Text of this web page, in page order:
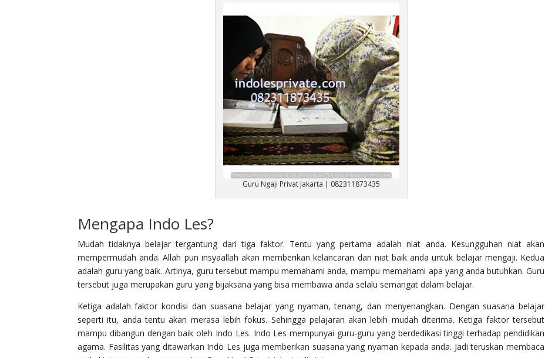
Guru Ngaji Privat Jakarta | 082311873435
Mengapa Indo Les?
Mudah tidaknya belajar tergantung dari tiga faktor. Tentu yang pertama adalah niat anda. Kesungguhan niat akan
mempermudah anda. Allah pun insyaallah akan memberikan kelancaran dari niat baik anda untuk belajar mengaji. Kedua
adalah guru yang baik. Artinya, guru tersebut mampu memahami anda, mampu memahami apa yang anda butuhkan. Guru
tersebut juga merupakan guru yang bijaksana yang bisa membawa anda selalu semangat dalam belajar.
Ketiga adalah faktor kondisi dan suasana belajar yang nyaman, tenang, dan menyenangkan. Dengan suasana belajar
seperti itu, anda tentu akan merasa lebih fokus. Sehingga pelajaran akan lebih mudah diterima. Ketiga faktor tersebut
mampu dibangun dengan baik oleh Indo Les. Indo Les mempunyai guru-guru yang berdedikasi tinggi terhadap pendidikan
agama. Fasilitas yang ditawarkan Indo Les juga memberikan suasana yang nyaman kepada anda. Jadi teruskan membaca